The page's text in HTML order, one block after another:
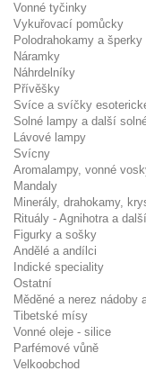
Vonné tyčinky
Vykuřovací pomůcky
Polodrahokamy a šperky
Náramky
Náhrdelníky
Přívěšky
Svíce a svíčky
Solné lampy a další
Lávové lampy
Svícny
Aromalampy, vonné
Mandaly
Minerály, drahokamy,
Rituály - Agnihotra a další
Figurky a sošky
Andělé a andílci
Indické speciality
Ostatní
Měděné a nerez nádoby
Tibetské mísy
Vonné oleje - silice
Parfémové vůně
Velkoobchod